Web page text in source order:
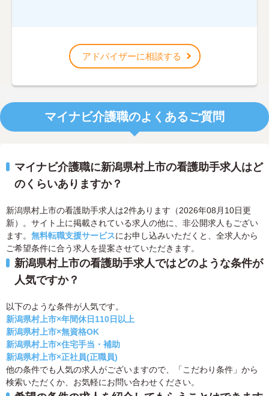
アドバイザーに相談する
マイナビ介護職のよくあるご質問
マイナビ介護職に新潟県村上市の看護助手求人はど
のくらいありますか？
新潟県村上市の看護助手求人は2件あります（2026年08月10日更
新）。サイト上に掲載されている求人の他に、非公開求人もござい
ます。 無料転職支援サービスにお申し込みいただくと、全求人から
ご希望条件に合う求人を提案させていただきます。
新潟県村上市の看護助手求人ではどのような条件が
人気ですか？
以下のような条件が人気です。
新潟県村上市×年間休日110日以上
新潟県村上市×無資格OK
新潟県村上市×住宅手当・補助
新潟県村上市×正社員(正職員)
他の条件でも人気の求人がございますので、「こだわり条件」から
検索いただくか、お気軽にお問い合わせください。